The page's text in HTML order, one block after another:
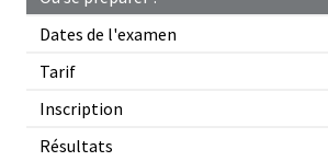
Dates de l'examen
Tarif
Inscription
Résultats